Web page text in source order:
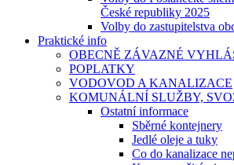
České republiky 2025
Volby do zastupitelstva
Praktické info
OBECNĚ ZÁVAZNÉ
POPLATKY
VODOVOD A KANALIZACE
KOMUNÁLNÍ SLUŽBY,
Ostatní informace
Sběrné kontejnery
Jedlé oleje a tuky
Co do kanalizace